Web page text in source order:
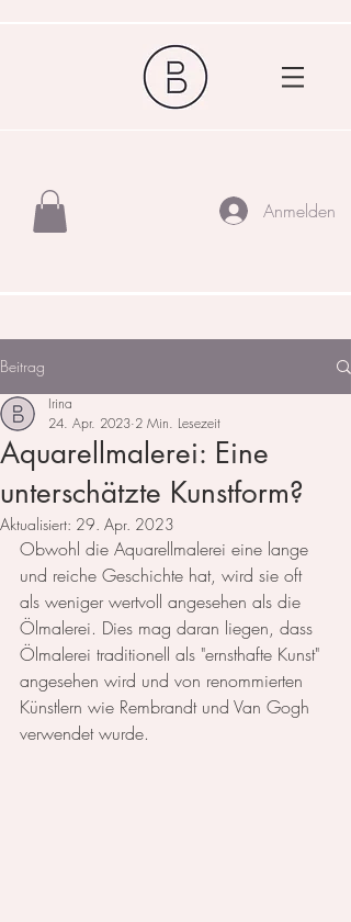
Anmelden
Beitrag
Aquarellmalerei: Eine
unterschätzte Kunstform?
Irina
24. Apr. 2023 2 Min. Lesezeit
Aktualisiert: 29. Apr. 2023
Obwohl die Aquarellmalerei eine lange
und reiche Geschichte hat, wird sie oft
als weniger wertvoll angesehen als die
Ölmalerei. Dies mag daran liegen, dass
Ölmalerei traditionell als "ernsthafte Kunst"
angesehen wird und von renommierten
Künstlern wie Rembrandt und Van Gogh
verwendet wurde.